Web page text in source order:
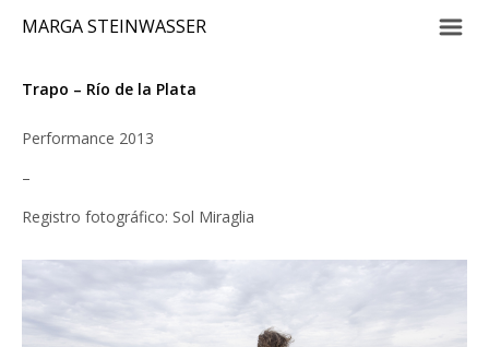
MARGA STEINWASSER m
Trapo – Río de la Plata
Performance 2013
–
Registro fotográfico: Sol Miraglia